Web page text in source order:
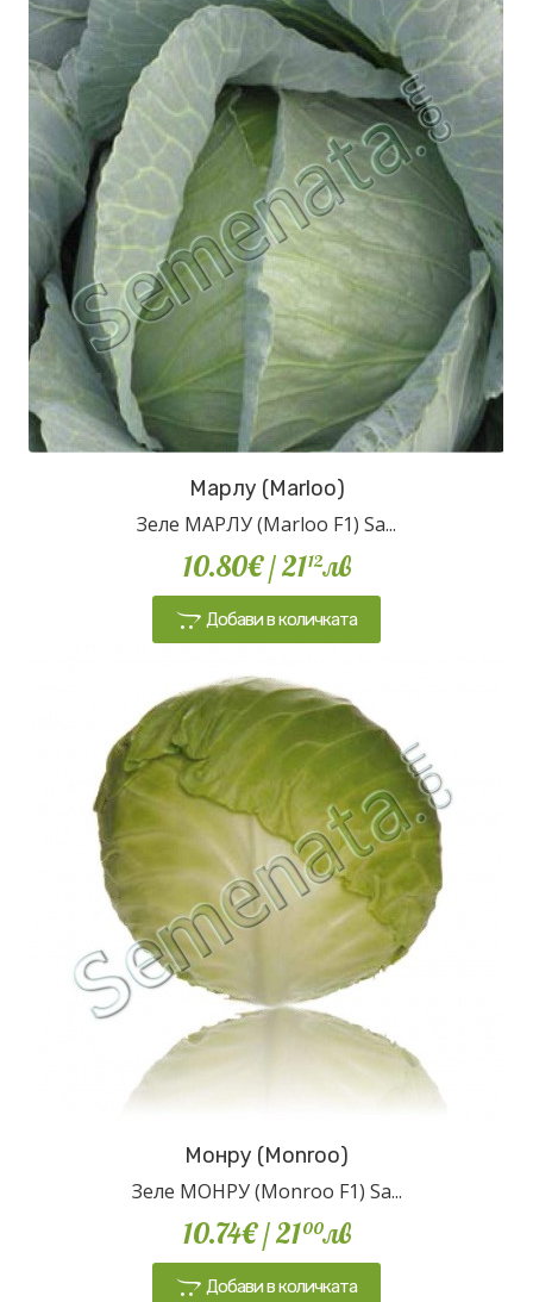
Марлу (Marloo)
Зеле МАРЛУ (Marloo F1) Sa...
10.80€/ 2112лв
Добави в количката
Монру (Monroo)
Зеле МОНРУ (Monroo F1) Sa...
10.74€/ 2100лв
Добави в количката